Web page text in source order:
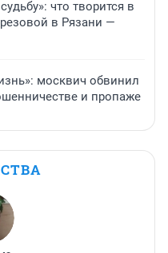
что творится в
в Рязани —
москвич обвинил
и пропаже